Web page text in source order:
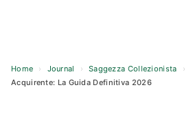
Home › Journal › Saggezza Collezionista ›
Acquirente: La Guida Definitiva 2026